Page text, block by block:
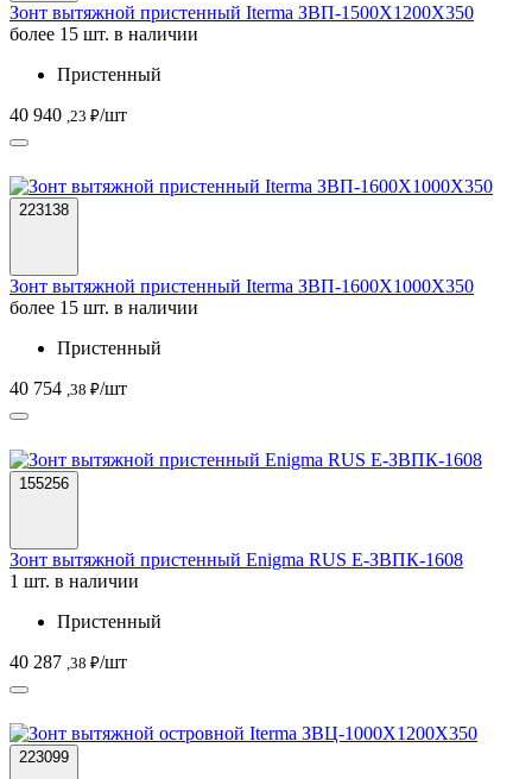
Зонт вытяжной пристенный Iterma ЗВП-1500Х1200Х350
более 15 шт. в наличии
Пристенный
40 940 ,23 ₽/шт
223138
Зонт вытяжной пристенный Iterma ЗВП-1600Х1000Х350
более 15 шт. в наличии
Пристенный
40 754 ,38 ₽/шт
155256
Зонт вытяжной пристенный Enigma RUS Е-ЗВПК-1608
1 шт. в наличии
Пристенный
40 287 ,38 ₽/шт
223099